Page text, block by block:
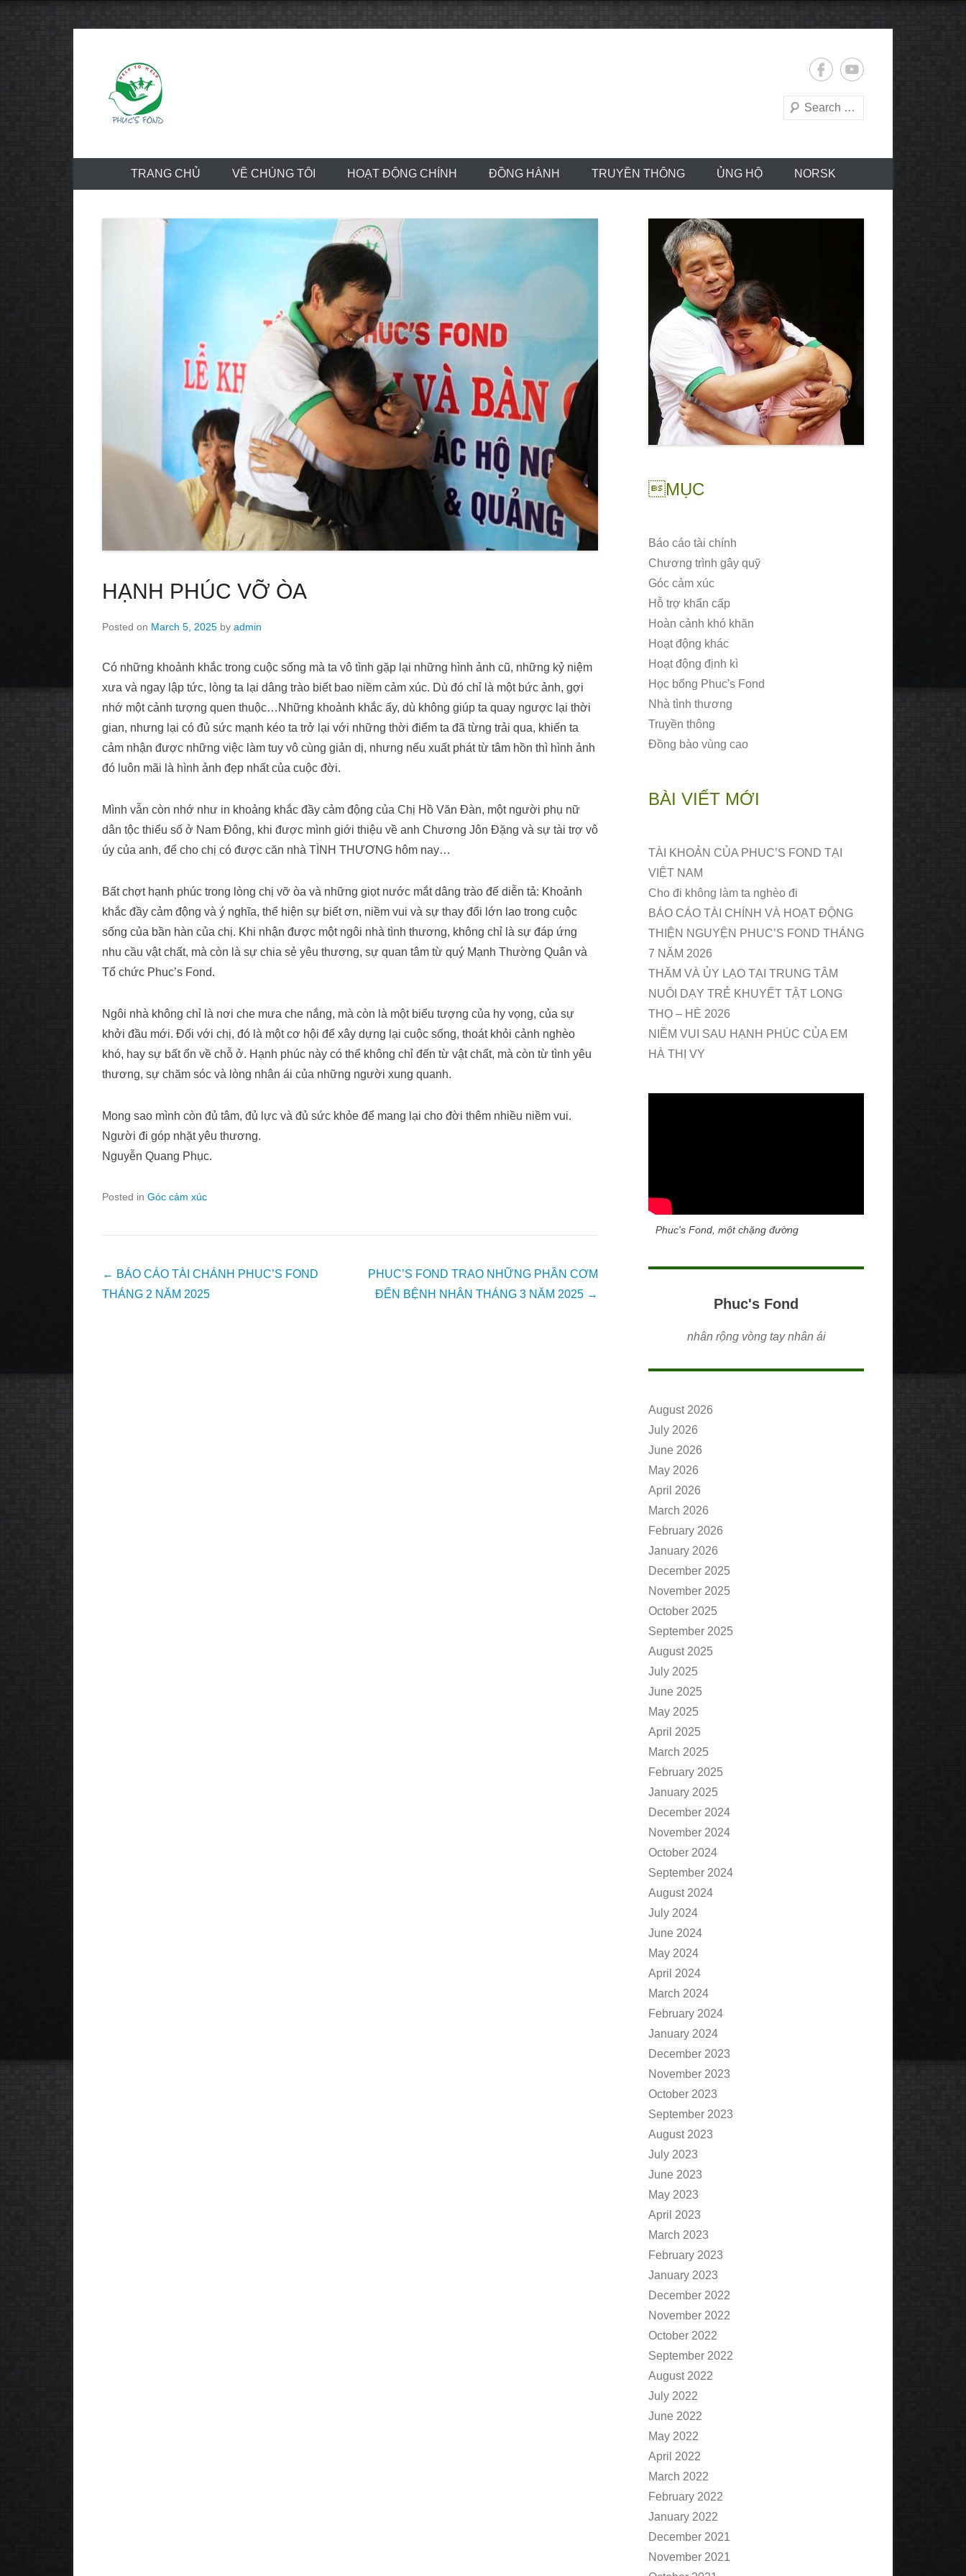
Search
TRANG CHỦ VỀ CHÚNG TÔI HOẠT ĐỘNG CHÍNH ĐỒNG HÀNH TRUYỀN THÔNG ỦNG HỘ NORSK
HẠNH PHÚC VỠ ÒA
Posted on March 5, 2025 by admin
Có những khoảnh khắc trong cuộc sống mà ta vô tình gặp lại những hình ảnh cũ, những kỷ niệm
xưa và ngay lập tức, lòng ta lại dâng trào biết bao niềm cảm xúc. Dù đó chỉ là một bức ảnh, gợi
nhớ một cảnh tượng quen thuộc…Những khoảnh khắc ấy, dù không giúp ta quay ngược lại thời
gian, nhưng lại có đủ sức mạnh kéo ta trở lại với những thời điểm ta đã từng trải qua, khiến ta
cảm nhận được những việc làm tuy vô cùng giản dị, nhưng nếu xuất phát từ tâm hồn thì hình ảnh
đó luôn mãi là hình ảnh đẹp nhất của cuộc đời.
Mình vẫn còn nhớ như in khoảng khắc đầy cảm động của Chị Hồ Văn Đàn, một người phụ nữ
dân tộc thiểu số ở Nam Đông, khi được mình giới thiệu về anh Chương Jôn Đặng và sự tài trợ vô
úy của anh, để cho chị có được căn nhà TÌNH THƯƠNG hôm nay…
Bất chợt hạnh phúc trong lòng chị vỡ òa và những giọt nước mắt dâng trào để diễn tả: Khoảnh
khắc đầy cảm động và ý nghĩa, thể hiện sự biết ơn, niềm vui và sự thay đổi lớn lao trong cuộc
sống của bần hàn của chị. Khi nhận được một ngôi nhà tình thương, không chỉ là sự đáp ứng
nhu cầu vật chất, mà còn là sự chia sẻ yêu thương, sự quan tâm từ quý Mạnh Thường Quân và
Tổ chức Phuc’s Fond.
Ngôi nhà không chỉ là nơi che mưa che nắng, mà còn là một biểu tượng của hy vọng, của sự
khởi đầu mới. Đối với chị, đó là một cơ hội để xây dựng lại cuộc sống, thoát khỏi cảnh nghèo
khó, hay sự bất ổn về chỗ ở. Hạnh phúc này có thể không chỉ đến từ vật chất, mà còn từ tình yêu
thương, sự chăm sóc và lòng nhân ái của những người xung quanh.
Mong sao mình còn đủ tâm, đủ lực và đủ sức khỏe để mang lại cho đời thêm nhiều niềm vui.
Người đi góp nhặt yêu thương.
Nguyễn Quang Phục.
Posted in Góc cảm xúc
Post
navigation
← BÁO CÁO TÀI CHÁNH PHUC’S FOND
THÁNG 2 NĂM 2025
PHUC’S FOND TRAO NHỮNG PHẦN CƠM
ĐẾN BỆNH NHÂN THÁNG 3 NĂM 2025 →
MỤC
Báo cáo tài chính
Chương trình gây quỹ
Góc cảm xúc
Hỗ trợ khẩn cấp
Hoàn cảnh khó khăn
Hoạt động khác
Hoạt động định kì
Học bổng Phuc's Fond
Nhà tình thương
Truyền thông
Đồng bào vùng cao
BÀI VIẾT MỚI
TÀI KHOẢN CỦA PHUC’S FOND TẠI
VIỆT NAM
Cho đi không làm ta nghèo đi
BÁO CÁO TÀI CHÍNH VÀ HOẠT ĐỘNG
THIỆN NGUYỆN PHUC’S FOND THÁNG
7 NĂM 2026
THĂM VÀ ỦY LẠO TẠI TRUNG TÂM
NUÔI DẠY TRẺ KHUYẾT TẬT LONG
THỌ – HÈ 2026
NIỀM VUI SAU HẠNH PHÚC CỦA EM
HÀ THỊ VY
Phuc's Fond, một chặng đường
Phuc's Fond
nhân rộng vòng tay nhân ái
August 2026
July 2026
June 2026
May 2026
April 2026
March 2026
February 2026
January 2026
December 2025
November 2025
October 2025
September 2025
August 2025
July 2025
June 2025
May 2025
April 2025
March 2025
February 2025
January 2025
December 2024
November 2024
October 2024
September 2024
August 2024
July 2024
June 2024
May 2024
April 2024
March 2024
February 2024
January 2024
December 2023
November 2023
October 2023
September 2023
August 2023
July 2023
June 2023
May 2023
April 2023
March 2023
February 2023
January 2023
December 2022
November 2022
October 2022
September 2022
August 2022
July 2022
June 2022
May 2022
April 2022
March 2022
February 2022
January 2022
December 2021
November 2021